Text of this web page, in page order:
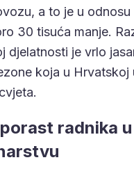
a to je u
30 tisuća manje.
djelatnosti je vrlo
koja u Hrvatskoj
radnika u